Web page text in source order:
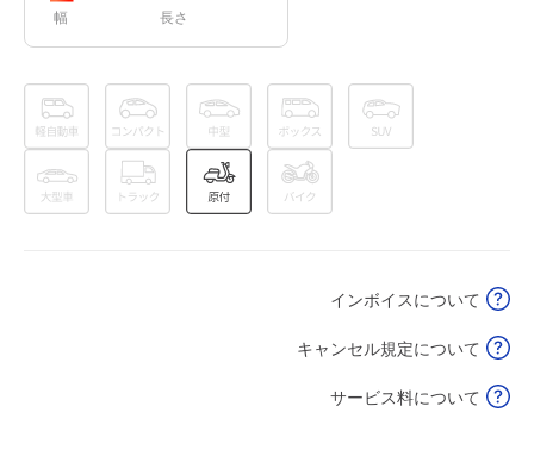
8月17日 (月) ¥400
空き1
8月18日 (火)
0:00～24:00
¥400
0:00～24:00
空き1
幅 長さ
インボイスについて
キャンセル規定について
サービス料について